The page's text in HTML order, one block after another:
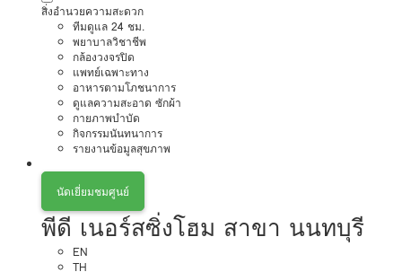
สิ่งอำนวยความสะดวก
ทีมดูแล 24 ชม.
พยาบาลวิชาชีพ
กล้องวงจรปิด
แพทย์เฉพาะทาง
อาหารตามโภชนาการ
ดูแลความสะอาด ซักผ้า
กายภาพบำบัด
กิจกรรมนันทนาการ
รายงานข้อมูลสุขภาพ
นัดเยี่ยมชมศูนย์
พีดี เนอร์สซิ่งโฮม สาขา นนทบุรี
EN
TH